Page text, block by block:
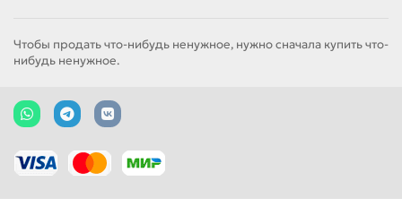
Чтобы продать что-нибудь ненужное, нужно сначала купить что-
нибудь ненужное.